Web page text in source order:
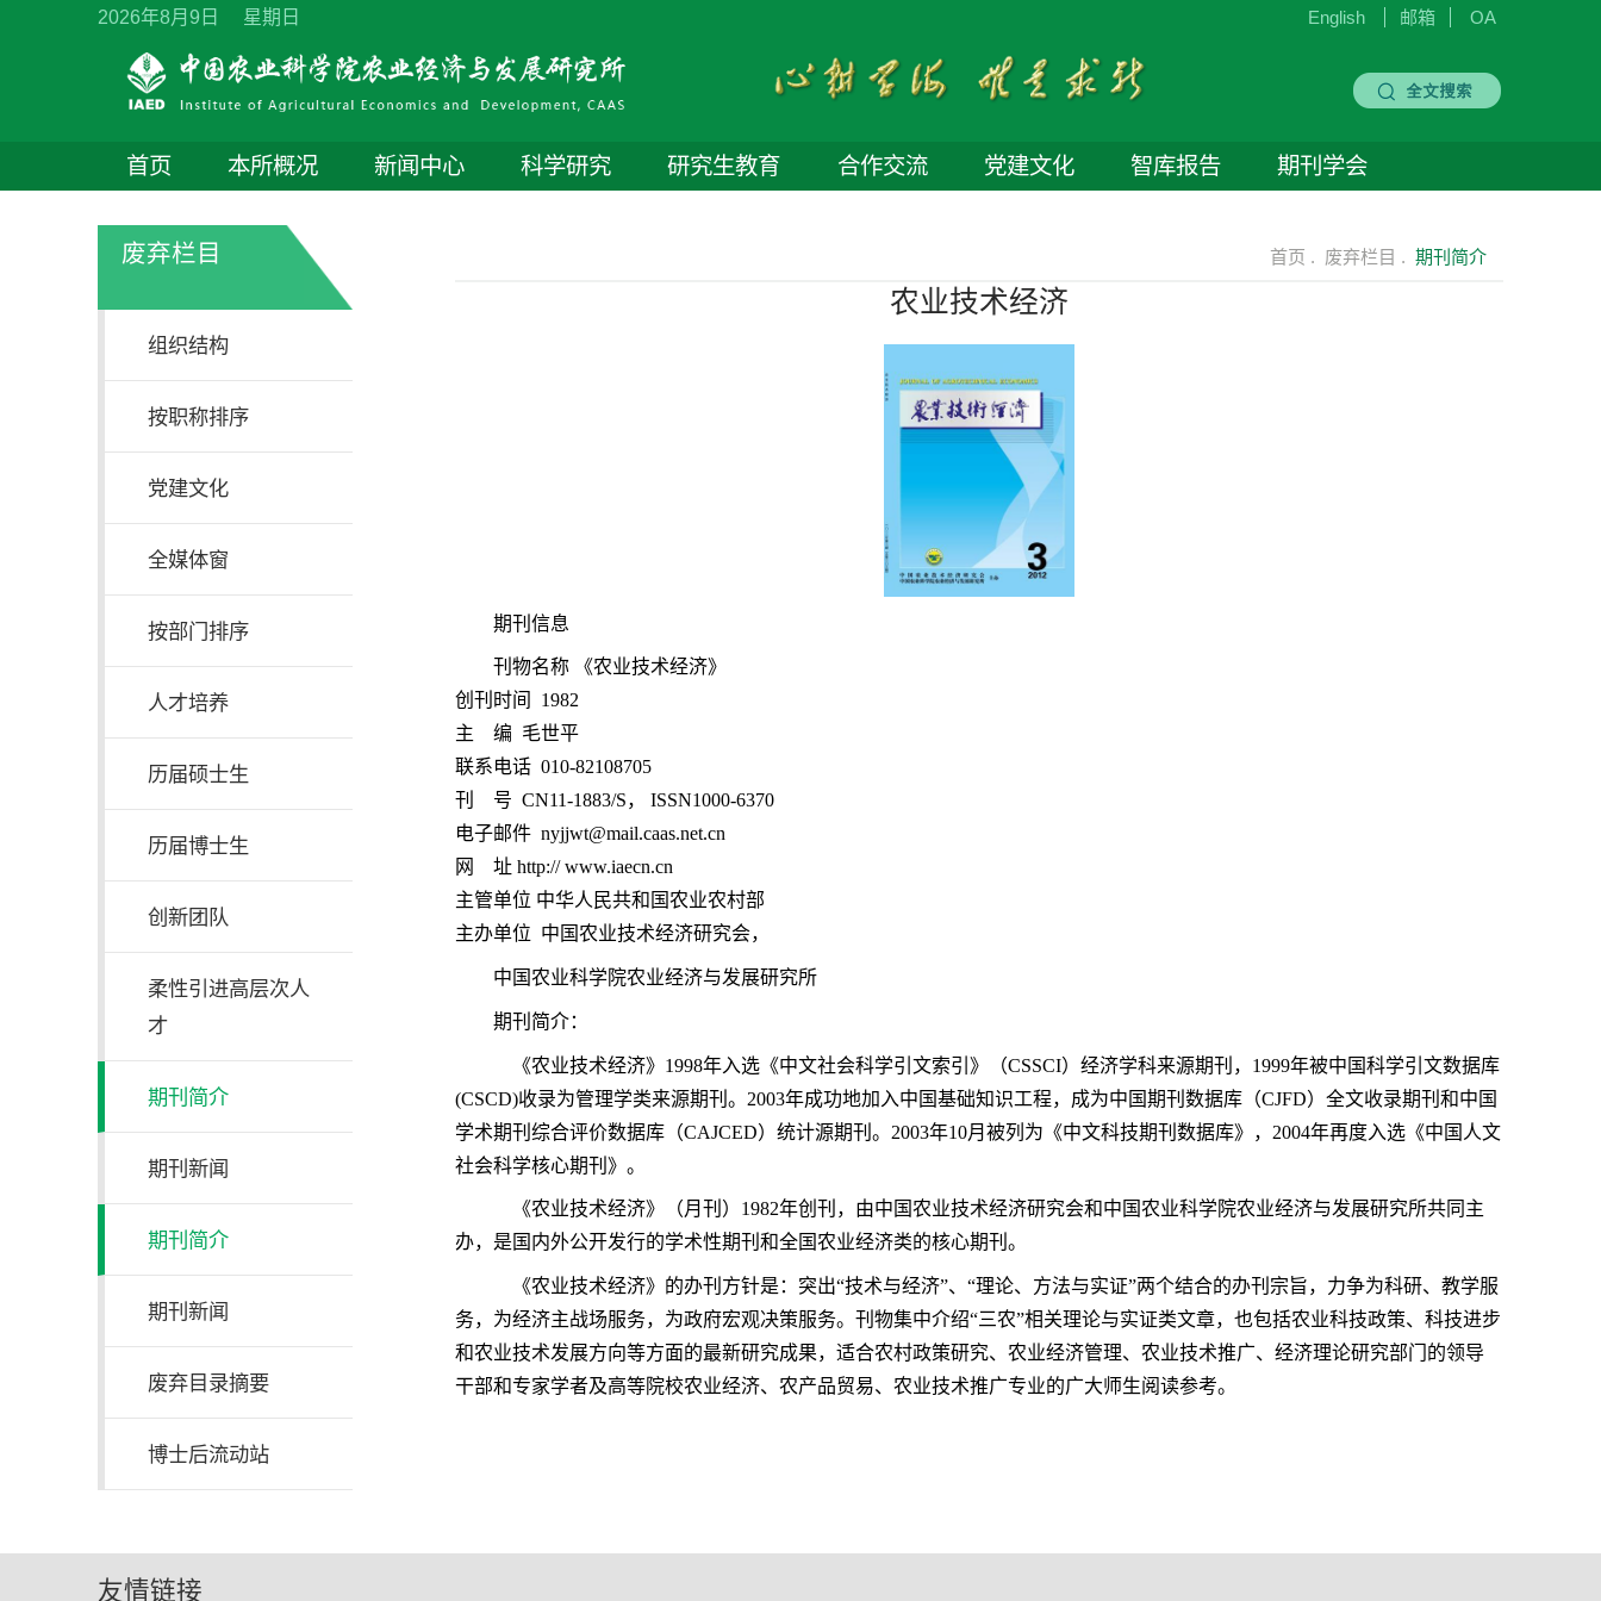
English 邮箱 OA
2026年8月9日 星期日
首页 本所概况 新闻中心 科学研究 研究生教育 合作交流 党建文化 智库报告 期刊学会
废弃栏目
组织结构
按职称排序
党建文化
全媒体窗
按部门排序
人才培养
历届硕士生
历届博士生
创新团队
柔性引进高层次人
才
期刊简介
期刊新闻
期刊简介
期刊新闻
废弃目录摘要
博士后流动站
首页 . 废弃栏目 . 期刊简介
农业技术经济
期刊信息
刊物名称 《农业技术经济》
创刊时间 1982
主 编 毛世平
联系电话 010-82108705
刊 号 CN11-1883/S， ISSN1000-6370
电子邮件 nyjjwt@mail.caas.net.cn
网 址 http:// www.iaecn.cn
主管单位 中华人民共和国农业农村部
主办单位 中国农业技术经济研究会，
中国农业科学院农业经济与发展研究所
期刊简介：
《农业技术经济》1998年入选《中文社会科学引文索引》（CSSCI）经济学科来源期刊，1999年被中国科学引文数据库
(CSCD)收录为管理学类来源期刊。2003年成功地加入中国基础知识工程，成为中国期刊数据库（CJFD）全文收录期刊和中国
学术期刊综合评价数据库（CAJCED）统计源期刊。2003年10月被列为《中文科技期刊数据库》，2004年再度入选《中国人文
社会科学核心期刊》。
《农业技术经济》（月刊）1982年创刊，由中国农业技术经济研究会和中国农业科学院农业经济与发展研究所共同主
办，是国内外公开发行的学术性期刊和全国农业经济类的核心期刊。
《农业技术经济》的办刊方针是：突出“技术与经济”、“理论、方法与实证”两个结合的办刊宗旨，力争为科研、教学服
务，为经济主战场服务，为政府宏观决策服务。刊物集中介绍“三农”相关理论与实证类文章，也包括农业科技政策、科技进步
和农业技术发展方向等方面的最新研究成果，适合农村政策研究、农业经济管理、农业技术推广、经济理论研究部门的领导
干部和专家学者及高等院校农业经济、农产品贸易、农业技术推广专业的广大师生阅读参考。
友情链接